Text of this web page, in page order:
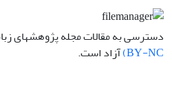
دسترسی به مقالات مجله پژوهشهای
BY-NC) آزاد است.